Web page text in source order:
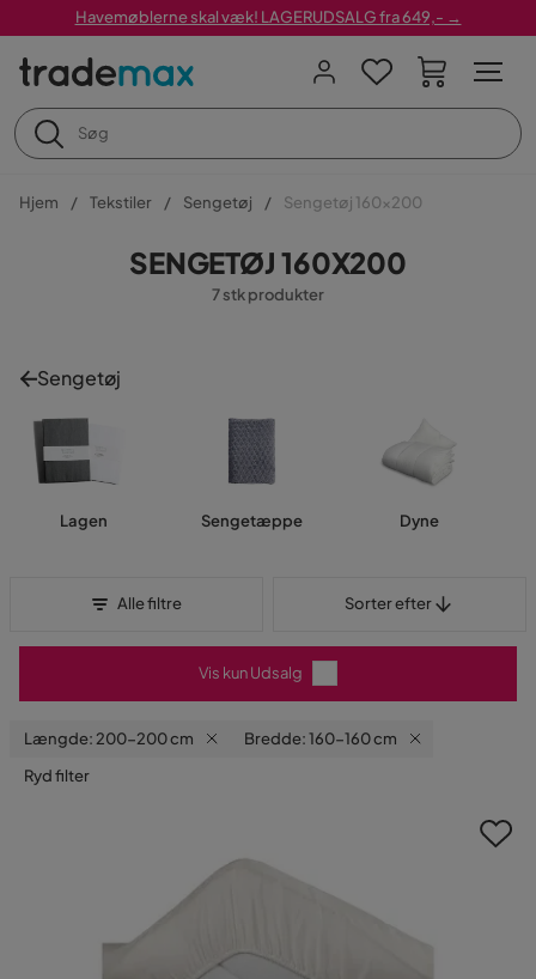
Havemøblerne skal væk! LAGERUDSALG fra 649,- →
Hjem Tekstiler Sengetøj Sengetøj 160x200
SENGETØJ 160X200
7 stk produkter
Sengetøj
Lagen Sengetæppe Dyne
Alle filtre Sorter efter
Vis kun Udsalg
Længde: 200-200 cm
Bredde: 160-160 cm
Ryd filter